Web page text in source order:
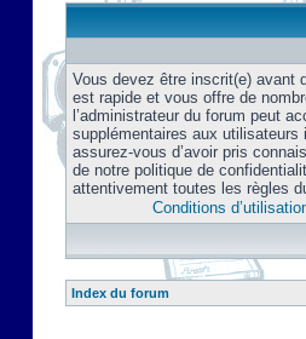
Vous devez être inscrit(e) avant
est rapide et vous offre de
l’administrateur du forum peut
supplémentaires aux
assurez-vous d’avoir pris
de notre politique de
attentivement toutes les règles
Conditions
Index du forum